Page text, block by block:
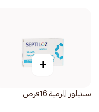
+
سبتيلوز المرمية 16قرص